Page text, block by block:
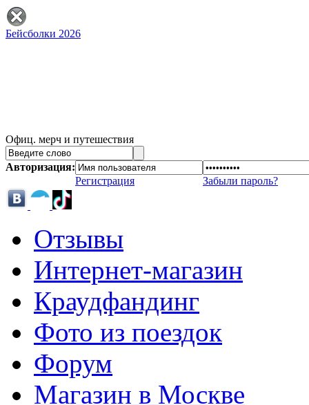
Бейсболки 2026
Офиц. мерч и путешествия
Авторизация:
Регистрация
Забыли пароль?
Отзывы
Интернет-магазин
Краудфандинг
Фото из поездок
Форум
Магазин в Москве